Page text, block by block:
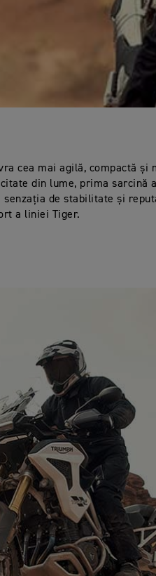
cea mai agilă, compactă și
din lume, prima sarcină
de stabilitate și
a liniei Tiger.